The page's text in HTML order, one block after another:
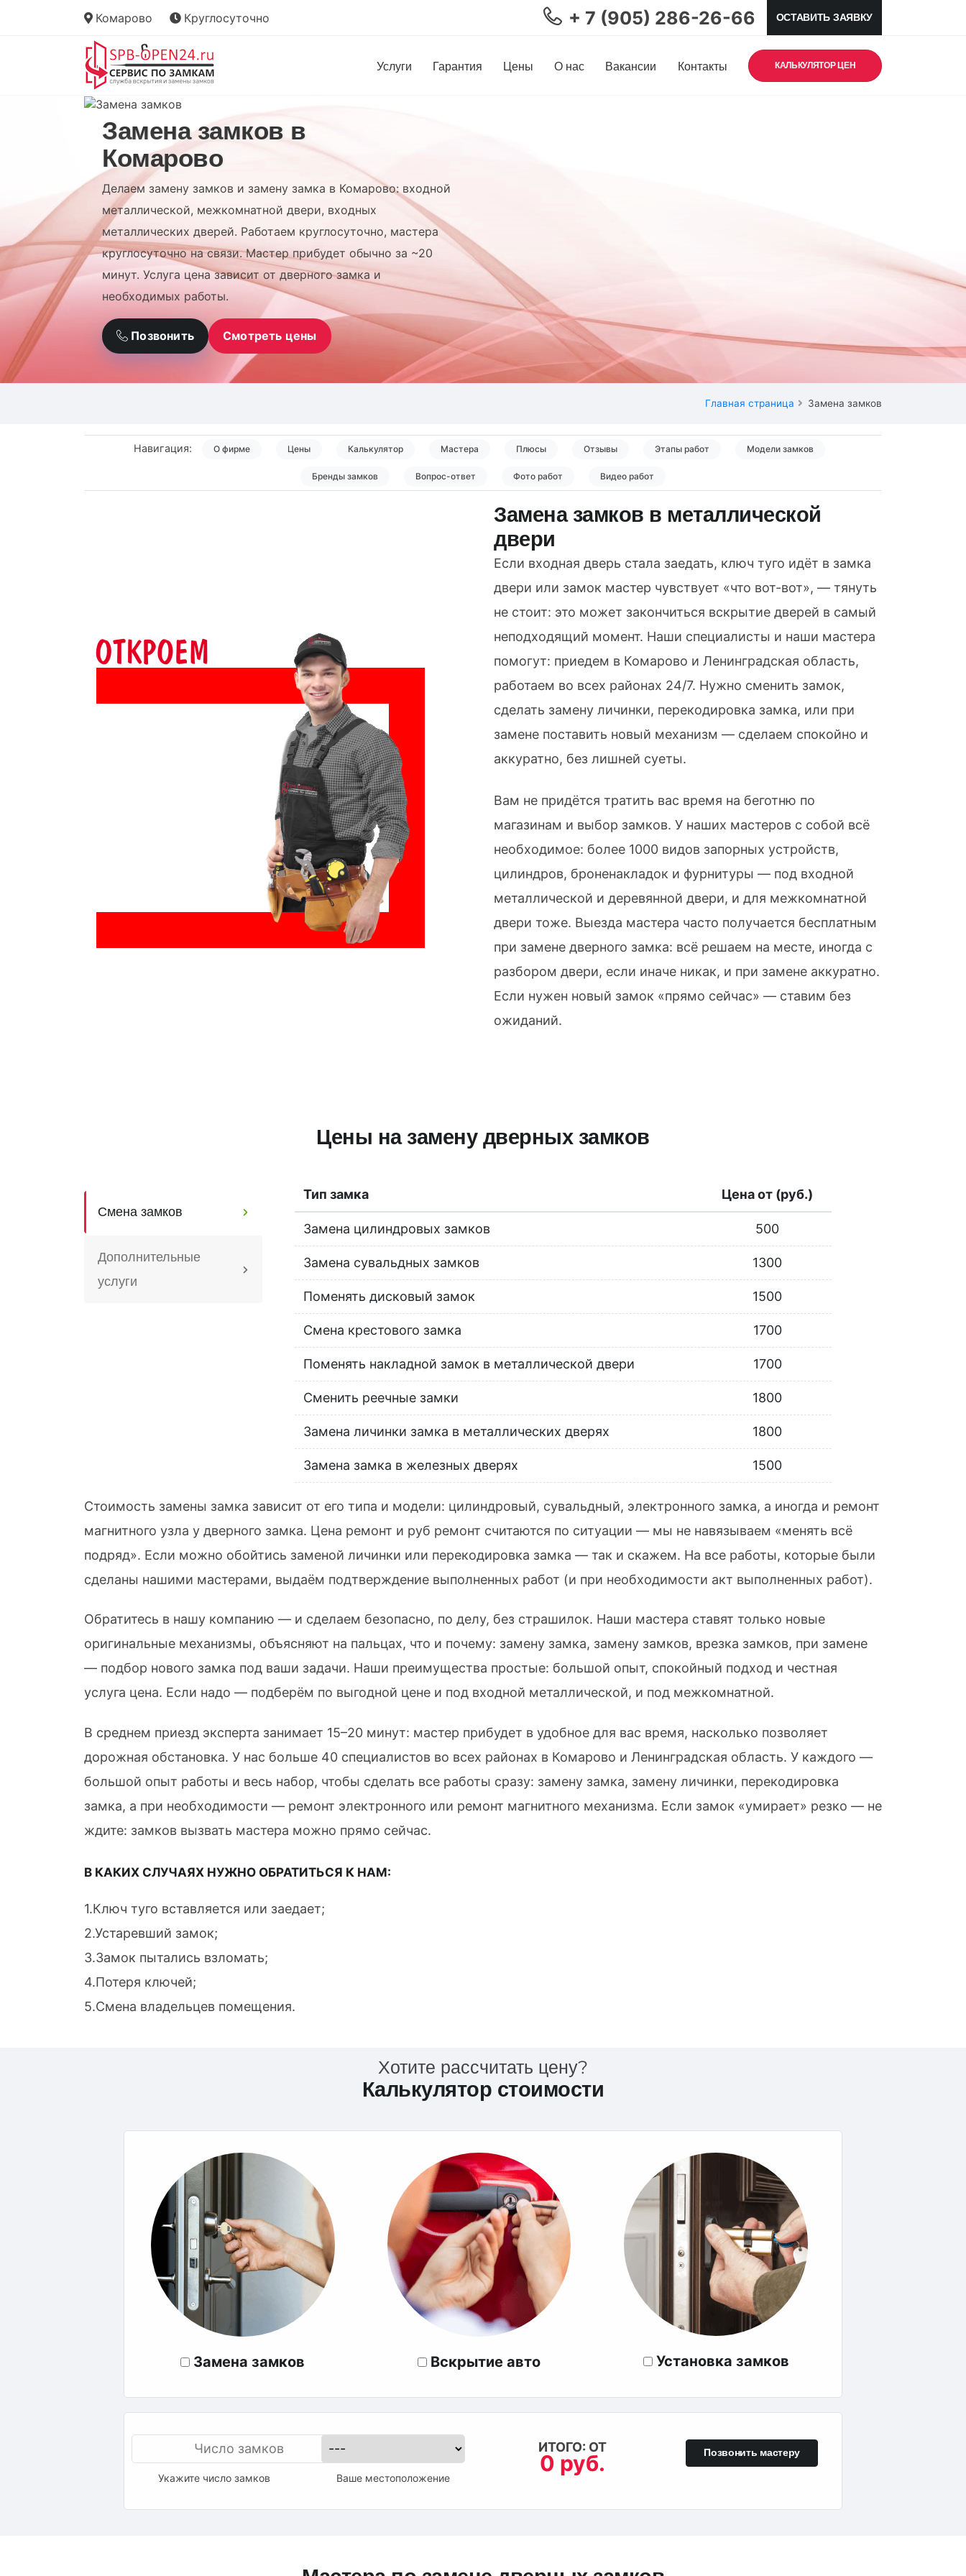
Комарово Круглосуточно + 7 (905) 286-26-66 ОСТАВИТЬ ЗАЯВКУ
Услуги Гарантия Цены О нас Вакансии Контакты КАЛЬКУЛЯТОР ЦЕН
Замена замков в
Комарово
Делаем замену замков и замену замка в Комарово: входной
металлической, межкомнатной двери, входных
металлических дверей. Работаем круглосуточно, мастера
круглосуточно на связи. Мастер прибудет обычно за ~20
минут. Услуга цена зависит от дверного замка и
необходимых работы.
Позвонить Смотреть цены
Главная страница Замена замков
Навигация: О фирме Цены Калькулятор Мастера Плюсы Отзывы Этапы работ Модели замков
Бренды замков Вопрос-ответ Фото работ Видео работ
Замена замков в металлической
двери
Если входная дверь стала заедать, ключ туго идёт в замка
двери или замок мастер чувствует «что вот-вот», — тянуть
не стоит: это может закончиться вскрытие дверей в самый
неподходящий момент. Наши специалисты и наши мастера
помогут: приедем в Комарово и Ленинградская область,
работаем во всех районах 24/7. Нужно сменить замок,
сделать замену личинки, перекодировка замка, или при
замене поставить новый механизм — сделаем спокойно и
аккуратно, без лишней суеты.
Вам не придётся тратить вас время на беготню по
магазинам и выбор замков. У наших мастеров с собой всё
необходимое: более 1000 видов запорных устройств,
цилиндров, броненакладок и фурнитуры — под входной
металлической и деревянной двери, и для межкомнатной
двери тоже. Выезда мастера часто получается бесплатным
при замене дверного замка: всё решаем на месте, иногда с
разбором двери, если иначе никак, и при замене аккуратно.
Если нужен новый замок «прямо сейчас» — ставим без
ожиданий.
Цены на замену дверных замков
Смена замков
Дополнительные
услуги
Тип замка Цена от (руб.)
Замена цилиндровых замков 500
Замена сувальдных замков 1300
Поменять дисковый замок 1500
Смена крестового замка 1700
Поменять накладной замок в металлической двери 1700
Сменить реечные замки 1800
Замена личинки замка в металлических дверях 1800
Замена замка в железных дверях 1500
Стоимость замены замка зависит от его типа и модели: цилиндровый, сувальдный, электронного замка, а иногда и ремонт
магнитного узла у дверного замка. Цена ремонт и руб ремонт считаются по ситуации — мы не навязываем «менять всё
подряд». Если можно обойтись заменой личинки или перекодировка замка — так и скажем. На все работы, которые были
сделаны нашими мастерами, выдаём подтверждение выполненных работ (и при необходимости акт выполненных работ).
Обратитесь в нашу компанию — и сделаем безопасно, по делу, без страшилок. Наши мастера ставят только новые
оригинальные механизмы, объясняют на пальцах, что и почему: замену замка, замену замков, врезка замков, при замене
— подбор нового замка под ваши задачи. Наши преимущества простые: большой опыт, спокойный подход и честная
услуга цена. Если надо — подберём по выгодной цене и под входной металлической, и под межкомнатной.
В среднем приезд эксперта занимает 15–20 минут: мастер прибудет в удобное для вас время, насколько позволяет
дорожная обстановка. У нас больше 40 специалистов во всех районах в Комарово и Ленинградская область. У каждого —
большой опыт работы и весь набор, чтобы сделать все работы сразу: замену замка, замену личинки, перекодировка
замка, а при необходимости — ремонт электронного или ремонт магнитного механизма. Если замок «умирает» резко — не
ждите: замков вызвать мастера можно прямо сейчас.
В КАКИХ СЛУЧАЯХ НУЖНО ОБРАТИТЬСЯ К НАМ:
1.Ключ туго вставляется или заедает;
2.Устаревший замок;
3.Замок пытались взломать;
4.Потеря ключей;
5.Смена владельцев помещения.
Хотите рассчитать цену?
Калькулятор стоимости
Замена замков Вскрытие авто Установка замков
Укажите число замков Ваше местоположение
ИТОГО: ОТ
0 руб. Позвонить мастеру